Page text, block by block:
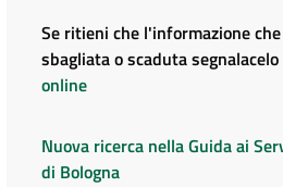
Se ritieni che l'informazione
sbagliata o scaduta segnalacelo
online
Nuova ricerca nella Guida ai
di Bologna